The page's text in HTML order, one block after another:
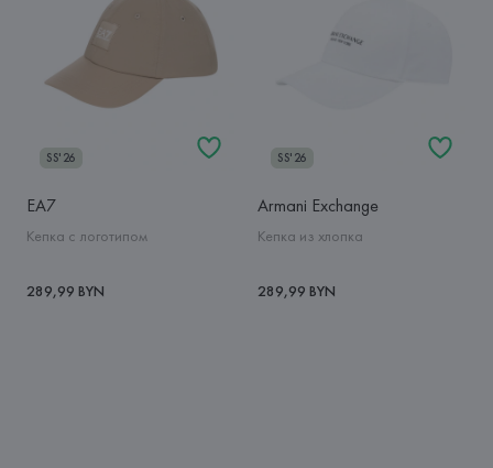
SS'26
EA7
Кепка с логотипом
289,99 BYN
SS'26
Armani Exchange
Кепка из хлопка
289,99 BYN